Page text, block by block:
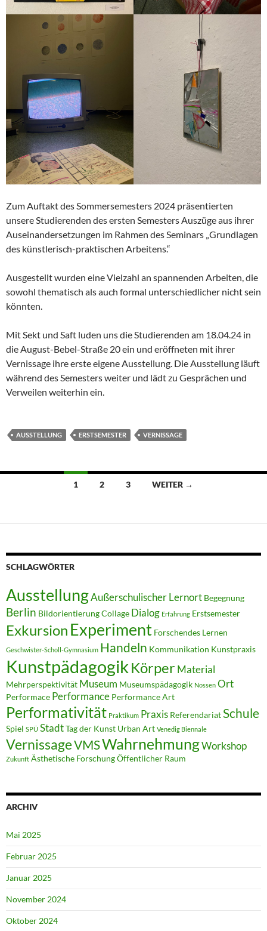
Zum Auftakt des Sommersemesters 2024 präsentierten
unsere Studierenden des ersten Semesters Auszüge aus ihrer
Auseinandersetzungen im Rahmen des Seminars „Grundlagen
des künstlerisch-praktischen Arbeitens.“
Ausgestellt wurden eine Vielzahl an spannenden Arbeiten, die
sowohl thematisch als auch formal unterschiedlicher nicht sein
könnten.
Mit Sekt und Saft luden uns die Studierenden am 18.04.24 in
die August-Bebel-Straße 20 ein und eröffneten mit ihrer
Vernissage ihre erste eigene Ausstellung. Die Ausstellung läuft
während des Semesters weiter und lädt zu Gesprächen und
Verweilen weiterhin ein.
AUSSTELLUNG ERSTSEMESTER VERNISSAGE
Beitragsnavigation
1 2 3 WEITER →
SCHLAGWÖRTER
AusstellungAußerschulischer Lernort Begegnung
Berlin BildorientierungCollage Dialog Erfahrung Erstsemester
Exkursion Experiment Forschendes Lernen
Geschwister-Scholl-Gymnasium Handeln Kommunikation Kunstpraxis
Kunstpädagogik Körper Material
Mehrperspektivität Museum Museumspädagogik Nossen Ort
Performace Performance Performance Art
Performativität Praktikum Praxis ReferendariatSchule
Spiel SPÜ StadtTag der Kunst Urban Art Venedig Biennale
VernissageVMSWahrnehmungWorkshop
Zukunft Ästhetische ForschungÖffentlicher Raum
ARCHIV
Mai 2025
Februar 2025
Januar 2025
November 2024
Oktober 2024